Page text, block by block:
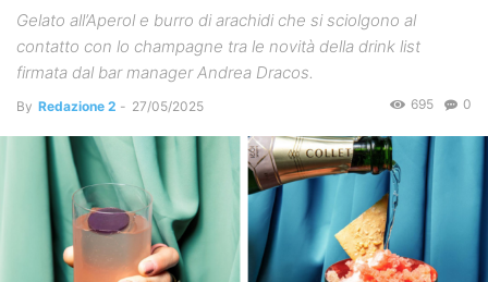
Gelato all’Aperol e burro di arachidi che si sciolgono al
contatto con lo champagne tra le novità della drink list
firmata dal bar manager Andrea Dracos.
By Redazione 2 - 27/05/2025 0
695